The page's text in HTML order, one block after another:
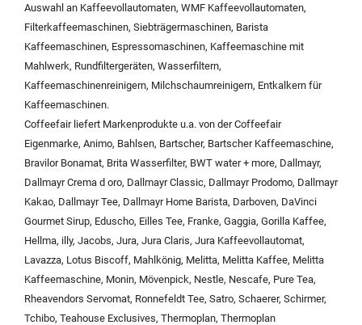
Auswahl an Kaffeevollautomaten, WMF Kaffeevollautomaten,
Filterkaffeemaschinen, Siebträgermaschinen, Barista
Kaffeemaschinen, Espressomaschinen, Kaffeemaschine mit
Mahlwerk, Rundfiltergeräten, Wasserfiltern,
Kaffeemaschinenreinigern, Milchschaumreinigern, Entkalkern für
Kaffeemaschinen.
Coffeefair liefert Markenprodukte u.a. von derCoffeefair
Eigenmarke, Animo, Bahlsen, Bartscher, Bartscher Kaffeemaschine,
Bravilor Bonamat, Brita Wasserfilter, BWT water + more, Dallmayr,
Dallmayr Crema d oro, Dallmayr Classic, Dallmayr Prodomo, Dallmayr
Kakao, Dallmayr Tee, Dallmayr Home Barista, Darboven, DaVinci
Gourmet Sirup, Eduscho, Eilles Tee, Franke, Gaggia, Gorilla Kaffee,
Hellma, illy, Jacobs, Jura, Jura Claris, Jura Kaffeevollautomat,
Lavazza, Lotus Biscoff, Mahlkönig, Melitta, Melitta Kaffee, Melitta
Kaffeemaschine, Monin, Mövenpick, Nestle, Nescafe, Pure Tea,
Rheavendors Servomat, Ronnefeldt Tee, Satro, Schaerer, Schirmer,
Tchibo, Teahouse Exclusives, Thermoplan, Thermoplan